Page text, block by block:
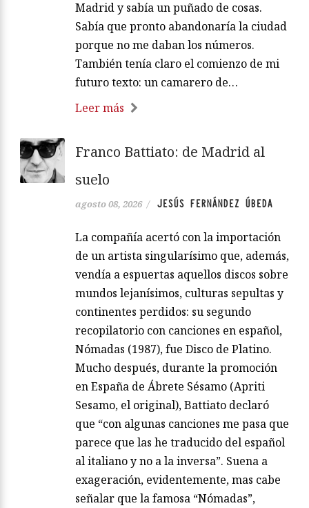
Madrid y sabía un puñado de cosas.
Sabía que pronto abandonaría la ciudad
porque no me daban los números.
También tenía claro el comienzo de mi
futuro texto: un camarero de…
Leer más
Franco Battiato: de Madrid al
suelo
agosto 08, 2026 / JESÚS FERNÁNDEZ ÚBEDA
La compañía acertó con la importación
de un artista singularísimo que, además,
vendía a espuertas aquellos discos sobre
mundos lejanísimos, culturas sepultas y
continentes perdidos: su segundo
recopilatorio con canciones en español,
Nómadas (1987), fue Disco de Platino.
Mucho después, durante la promoción
en España de Ábrete Sésamo (Apriti
Sesamo, el original), Battiato declaró
que “con algunas canciones me pasa que
parece que las he traducido del español
al italiano y no a la inversa”. Suena a
exageración, evidentemente, mas cabe
señalar que la famosa “Nómadas”,